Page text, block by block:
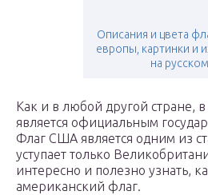
Описания и цвета
европы, картинки и
на русском
Как и в любой другой стране,
является официальным
Флаг США является одним из
уступает только
интересно и полезно узнать,
американский флаг.